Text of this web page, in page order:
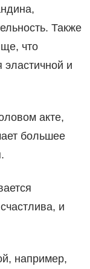
Также
что
эластичной и
акте,
большее
и
например,